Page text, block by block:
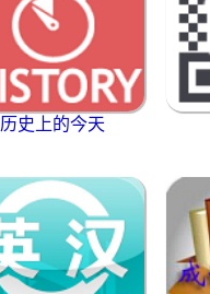
历史上的今天